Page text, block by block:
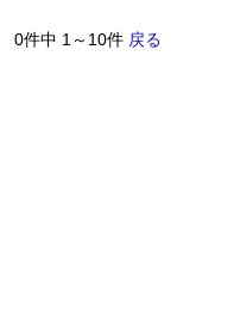
0件中 1～10件 戻る